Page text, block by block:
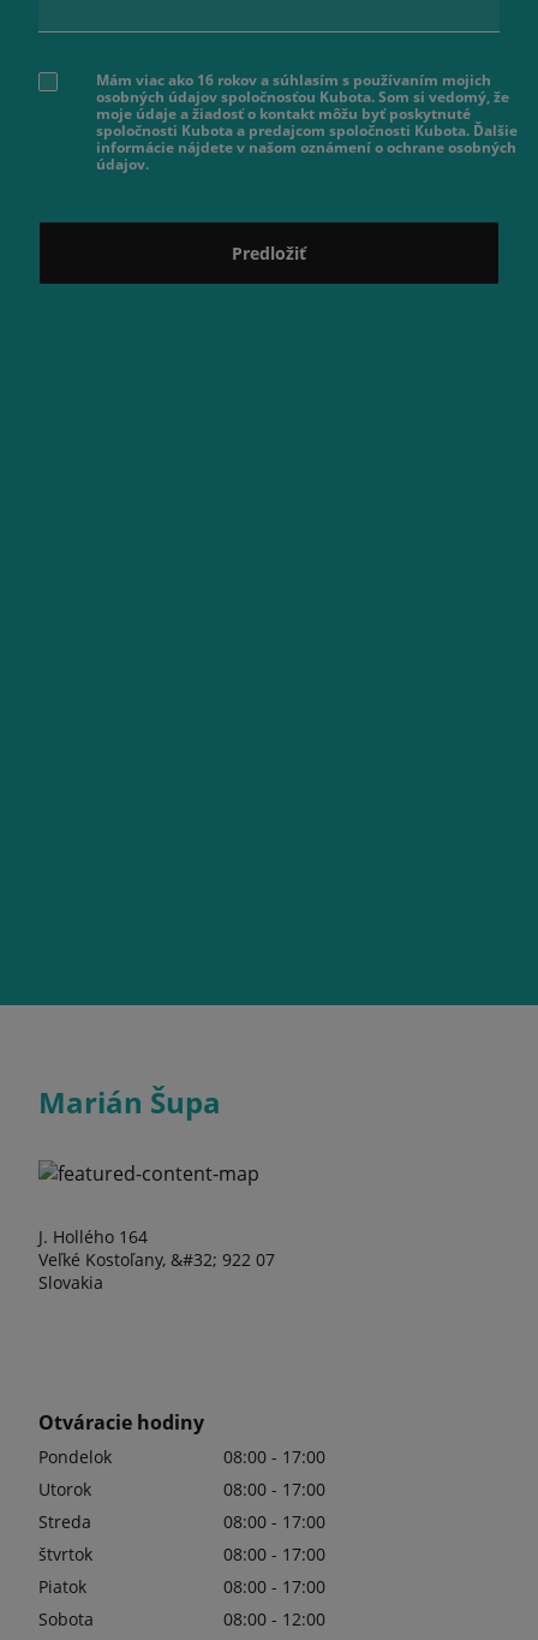
Mám viac ako 16 rokov a súhlasím s používaním mojich
osobných údajov spoločnosťou Kubota. Som si vedomý, že
moje údaje a žiadosť o kontakt môžu byť poskytnuté
spoločnosti Kubota a predajcom spoločnosti Kubota. Ďalšie
informácie nájdete v našom oznámení o ochrane osobných
údajov.
Predložiť
Marián Šupa
J. Hollého 164
Veľké Kostoľany, &#32; 922 07
Slovakia
Otváracie hodiny
Pondelok
08:00 - 17:00
Utorok
08:00 - 17:00
Streda
08:00 - 17:00
štvrtok
08:00 - 17:00
Piatok
08:00 - 17:00
Sobota
08:00 - 12:00